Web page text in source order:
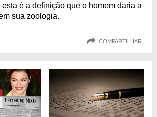
é a definição que o homem daria a
sua zoologia.
COMPARTILHAR